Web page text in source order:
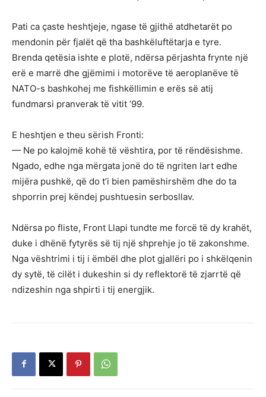
Pati ca çaste heshtjeje, ngase të gjithë atdhetarët po
mendonin për fjalët që tha bashkëluftëtarja e tyre.
Brenda qetësia ishte e plotë, ndërsa përjashta frynte një
erë e marrë dhe gjëmimi i motorëve të aeroplanëve të
NATO-s bashkohej me fishkëllimin e erës së atij
fundmarsi pranverak të vitit ’99.
E heshtjen e theu sërish Fronti:
— Ne po kalojmë kohë të vështira, por të rëndësishme.
Ngado, edhe nga mërgata jonë do të ngriten lart edhe
mijëra pushkë, që do t’i bien pamëshirshëm dhe do ta
shporrin prej këndej pushtuesin serbosllav.
Ndërsa po fliste, Front Llapi tundte me forcë të dy krahët,
duke i dhënë fytyrës së tij një shprehje jo të zakonshme.
Nga vështrimi i tij i ëmbël dhe plot gjallëri po i shkëlqenin
dy sytë, të cilët i dukeshin si dy reflektorë të zjarrtë që
ndizeshin nga shpirti i tij energjik.